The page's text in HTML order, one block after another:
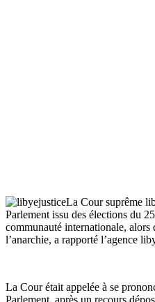
La Cour suprême
Parlement issu des élections du 25
communauté internationale, alors
l’anarchie, a rapporté l’agence
La Cour était appelée à se
Parlement, après un recours